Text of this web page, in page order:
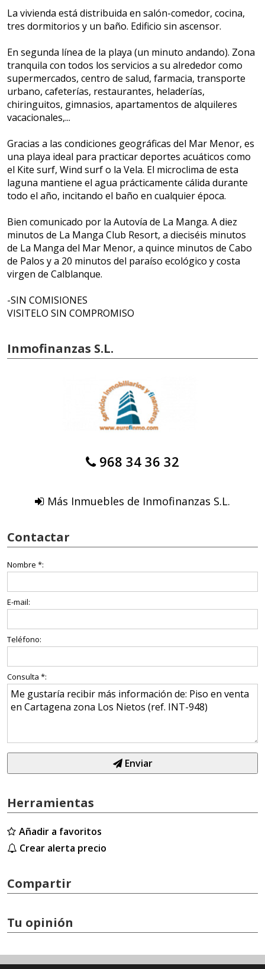
La vivienda está distribuida en salón-comedor, cocina,
tres dormitorios y un baño. Edificio sin ascensor.
En segunda línea de la playa (un minuto andando). Zona
tranquila con todos los servicios a su alrededor como
supermercados, centro de salud, farmacia, transporte
urbano, cafeterías, restaurantes, heladerías,
chiringuitos, gimnasios, apartamentos de alquileres
vacacionales,...
Gracias a las condiciones geográficas del Mar Menor, es
una playa ideal para practicar deportes acuáticos como
el Kite surf, Wind surf o la Vela. El microclima de esta
laguna mantiene el agua prácticamente cálida durante
todo el año, incitando el baño en cualquier época.
Bien comunicado por la Autovía de La Manga. A diez
minutos de La Manga Club Resort, a dieciséis minutos
de La Manga del Mar Menor, a quince minutos de Cabo
de Palos y a 20 minutos del paraíso ecológico y costa
virgen de Calblanque.
-SIN COMISIONES
VISITELO SIN COMPROMISO
Inmofinanzas S.L.
968 34 36 32
Más Inmuebles de Inmofinanzas S.L.
Contactar
Nombre *:
E-mail:
Teléfono:
Consulta *:
Enviar
Herramientas
Añadir a favoritos
Crear alerta precio
Compartir
Tu opinión